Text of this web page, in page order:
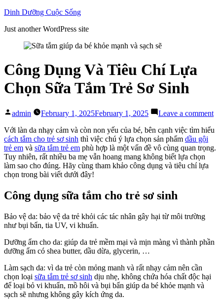
Skip
content
Dinh Dưỡng Cuộc Sống
Just another WordPress site
Công Dụng Và Tiêu Chí Lựa
Chọn Sữa Tắm Trẻ Sơ Sinh
Posted
admin February 1, 2025February 1, 2025 Leave a commenton
Với làn da nhạy cảm và còn non yếu của bé, bên cạnh việc tìm hiểu
cách tắm cho trẻ sơ sinh thì việc chú ý lựa chọn sản phẩm dầu gội
trẻ em và sữa tắm trẻ em phù hợp là một vấn đề vô cùng quan trọng.
Tuy nhiên, rất nhiều ba mẹ vẫn hoang mang không biết lựa chọn
làm sao cho đúng. Hãy cùng tham khảo công dụng và tiêu chí lựa
chọn trong bài viết dưới đây!
Công dụng sữa tắm cho trẻ sơ sinh
Bảo vệ da: bảo vệ da trẻ khỏi các tác nhân gây hại từ môi trường
như bụi bẩn, tia UV, vi khuẩn.
Dưỡng ẩm cho da: giúp da trẻ mềm mại và mịn màng vì thành phần
dưỡng ẩm có shea butter, dầu dừa, glycerin, …
Làm sạch da: vì da trẻ còn mỏng manh và rất nhạy cảm nên cần
chọn loại sữa tắm trẻ sơ sinh dịu nhẹ, không chứa hóa chất độc hại
để loại bỏ vi khuẩn, mồ hôi và bụi bẩn giúp da bé khỏe mạnh và
sạch sẽ nhưng không gây kích ứng da.